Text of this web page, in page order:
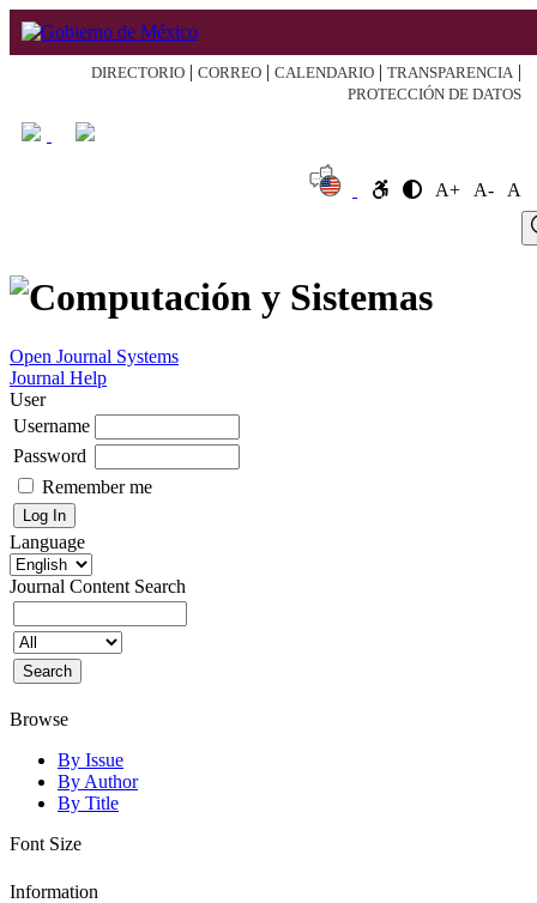
DIRECTORIO | CORREO | CALENDARIO | TRANSPARENCIA |
PROTECCIÓN DE DATOS
A+ A-
A
Open Journal Systems
Journal Help
User
Username
Password
Remember me
Language
Journal Content Search
Browse
By Issue
By Author
By Title
Font Size
Information